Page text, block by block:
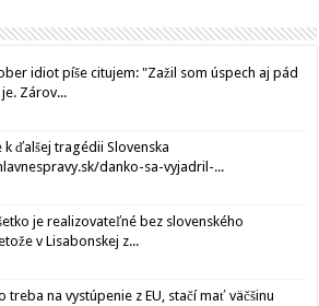
idiot píše citujem: "Zažil som úspech aj pád
Zárov...
k ďalšej tragédii Slovenska
danko-sa-vyjadril-...
je realizovateľné bez slovenského
v Lisabonskej z...
treba na vystúpenie z EU, stačí mať väčšinu